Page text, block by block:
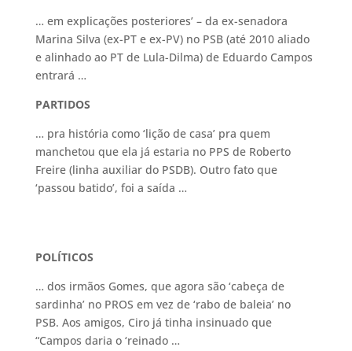
… em explicações posteriores’ – da ex-senadora
Marina Silva (ex-PT e ex-PV) no PSB (até 2010 aliado
e alinhado ao PT de Lula-Dilma) de Eduardo Campos
entrará …
PARTIDOS
… pra história como ‘lição de casa’ pra quem
manchetou que ela já estaria no PPS de Roberto
Freire (linha auxiliar do PSDB). Outro fato que
‘passou batido’, foi a saída …
POLÍTICOS
… dos irmãos Gomes, que agora são ‘cabeça de
sardinha’ no PROS em vez de ‘rabo de baleia’ no
PSB. Aos amigos, Ciro já tinha insinuado que
“Campos daria o ‘reinado …